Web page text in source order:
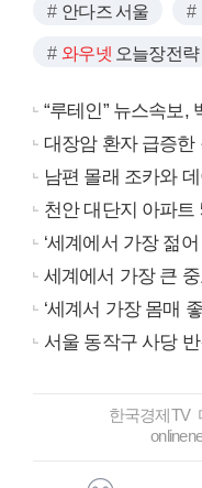
안다즈 서울
와우넷 오늘장전략
“루테인” 뉴스속보,
대장암 환자 급증한
남편 몰래 조카와
천안 대단지 아파트
‘세계에서 가장 젊
세계에서 가장 큰
‘세계서 가장 몸매
서울 동작구 사당
한국경제TV